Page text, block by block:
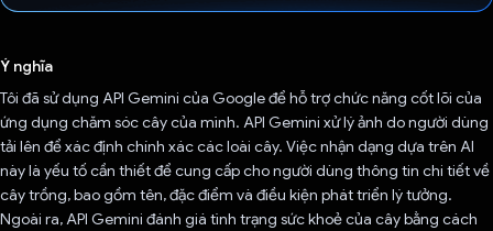
Ý nghĩa
Tôi đã sử dụng API Gemini của Google để hỗ trợ chức năng cốt lõi của
ứng dụng chăm sóc cây của mình. API Gemini xử lý ảnh do người dùng
tải lên để xác định chính xác các loài cây. Việc nhận dạng dựa trên AI
này là yếu tố cần thiết để cung cấp cho người dùng thông tin chi tiết về
cây trồng, bao gồm tên, đặc điểm và điều kiện phát triển lý tưởng.
Ngoài ra, API Gemini đánh giá tình trạng sức khoẻ của cây bằng cách